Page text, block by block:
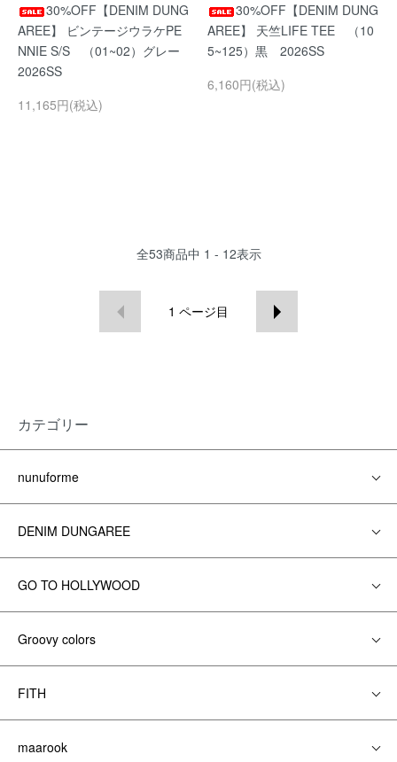
30%OFF【DENIM DUNG
AREE】 ビンテージウラケPE
NNIE S/S （01~02）グレー
2026SS
11,165円(税込)
30%OFF【DENIM DUNG
AREE】 天竺LIFE TEE （10
5~125）黒 2026SS
6,160円(税込)
全53商品中 1 - 12表示
1 ページ目
カテゴリー
nunuforme
DENIM DUNGAREE
GO TO HOLLYWOOD
Groovy colors
FITH
maarook